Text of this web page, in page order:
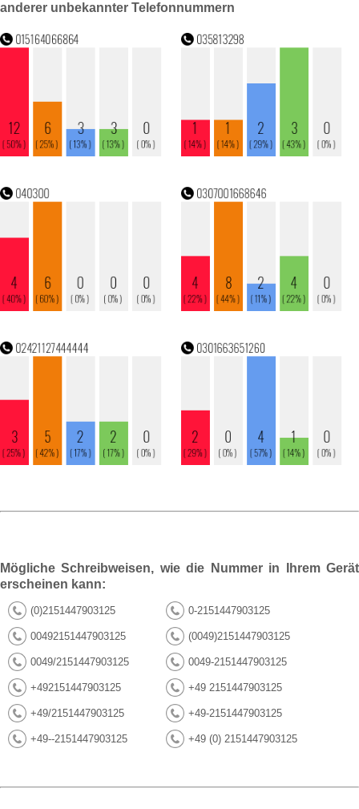
anderer unbekannter Telefonnummern
Mögliche Schreibweisen, wie die Nummer in Ihrem Gerät
erscheinen kann:
(0)2151447903125 0-2151447903125
00492151447903125 (0049)2151447903125
0049/2151447903125 0049-2151447903125
+492151447903125 +49 2151447903125
+49/2151447903125 +49-2151447903125
+49--2151447903125 +49 (0) 2151447903125